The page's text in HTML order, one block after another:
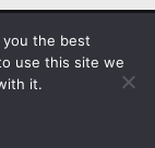
Lite
Evènements
Amusement
the best
use this site we
it.